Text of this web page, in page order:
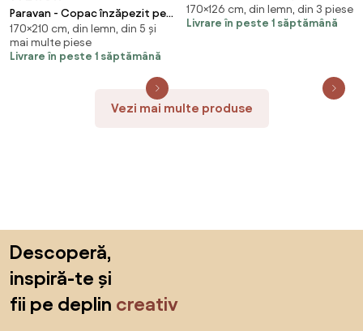
Paravan - Copac înzăpezit pe
luncă (210x170 cm)
170×210 cm, din lemn, din 5 și
mai multe piese
Livrare în peste 1 săptămână
(126x170 cm)
170×126 cm, din lemn, din 3 piese
Livrare în peste 1 săptămână
Vezi mai multe produse
Descoperă,
inspiră-te și
fii pe deplin creativ